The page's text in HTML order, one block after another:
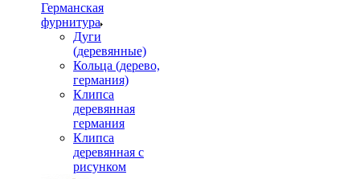
Германская
фурнитура
Дуги
(деревянные)
Кольца (дерево,
германия)
Клипса
деревянная
германия
Клипса
деревянная с
рисунком